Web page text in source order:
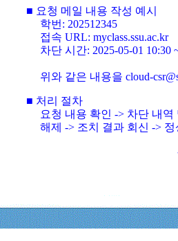
■ 요청 메일 내용 작성 예시
학번: 202512345
접속 URL: myclass.ssu.ac.kr
차단 시간: 2025-05-01 10:30
위와 같은 내용을 cloud-
■ 처리 절차
요청 내용 확인 -> 차단 내
해제 -> 조치 결과 회신 ->